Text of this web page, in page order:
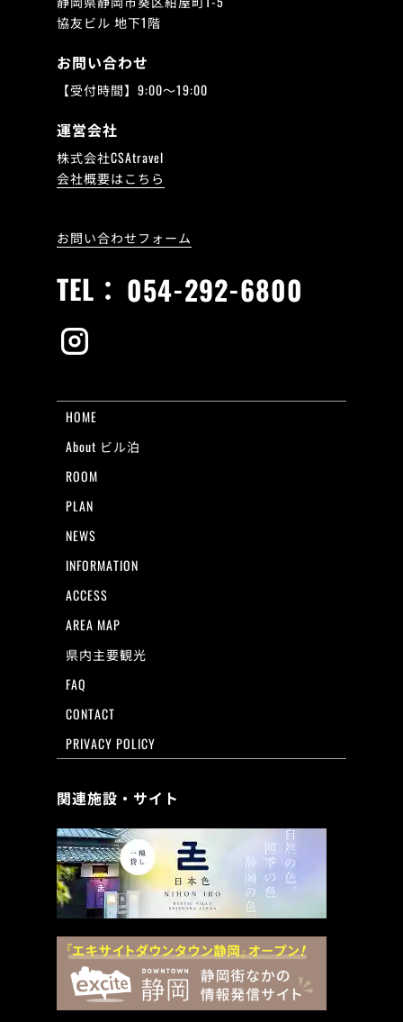
協友ビル 地下1階
お問い合わせ
【受付時間】9:00～19:00
運営会社
株式会社CSAtravel
会社概要はこちら
お問い合わせフォーム
TEL： 054-292-6800
HOME
About ビル泊
ROOM
PLAN
NEWS
INFORMATION
ACCESS
AREA MAP
県内主要観光
FAQ
CONTACT
PRIVACY POLICY
関連施設・サイト